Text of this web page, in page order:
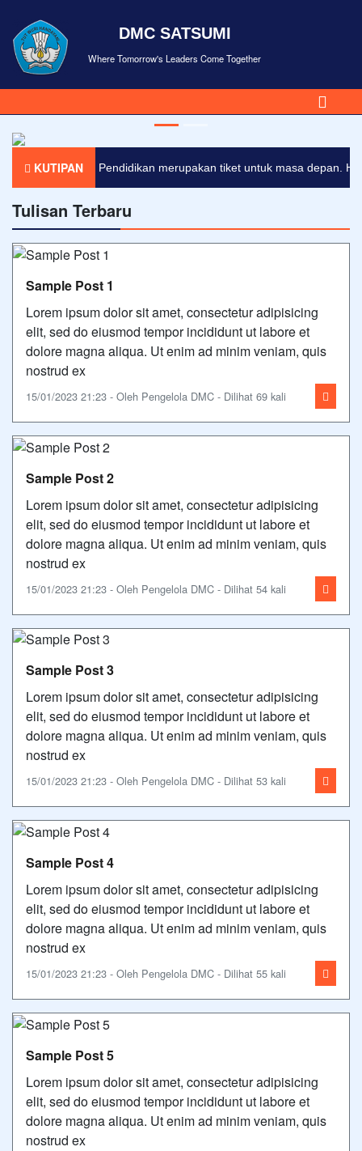
DMC SATSUMI
Where Tomorrow's Leaders Come Together
KUTIPAN Pendidikan merupakan tiket untuk masa depan.
Tulisan Terbaru
Sample Post 1
Lorem ipsum dolor sit amet, consectetur adipisicing
elit, sed do eiusmod tempor incididunt ut labore et
dolore magna aliqua. Ut enim ad minim veniam, quis
nostrud ex
15/01/2023 21:23 - Oleh Pengelola DMC - Dilihat 69 kali
Sample Post 2
Lorem ipsum dolor sit amet, consectetur adipisicing
elit, sed do eiusmod tempor incididunt ut labore et
dolore magna aliqua. Ut enim ad minim veniam, quis
nostrud ex
15/01/2023 21:23 - Oleh Pengelola DMC - Dilihat 54 kali
Sample Post 3
Lorem ipsum dolor sit amet, consectetur adipisicing
elit, sed do eiusmod tempor incididunt ut labore et
dolore magna aliqua. Ut enim ad minim veniam, quis
nostrud ex
15/01/2023 21:23 - Oleh Pengelola DMC - Dilihat 53 kali
Sample Post 4
Lorem ipsum dolor sit amet, consectetur adipisicing
elit, sed do eiusmod tempor incididunt ut labore et
dolore magna aliqua. Ut enim ad minim veniam, quis
nostrud ex
15/01/2023 21:23 - Oleh Pengelola DMC - Dilihat 55 kali
Sample Post 5
Lorem ipsum dolor sit amet, consectetur adipisicing
elit, sed do eiusmod tempor incididunt ut labore et
dolore magna aliqua. Ut enim ad minim veniam, quis
nostrud ex